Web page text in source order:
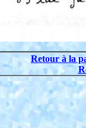
Retour à la